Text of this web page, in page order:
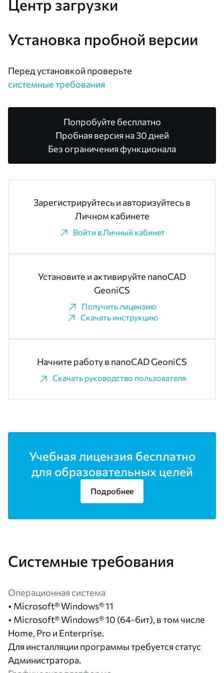
Центр загрузки
Установка пробной версии
Перед установкой проверьте
системные требования
Попробуйте бесплатно
Пробная версия на 30 дней
Без ограничения функционала
Зарегистрируйтесь и авторизуйтесь в
Личном кабинете
Войти в Личный кабинет
Установите и активируйте nanoCAD
GeoniCS
Получить лицензию
Скачать инструкцию
Начните работу в nanoCAD GeoniCS
Скачать руководство пользователя
Учебная лицензия бесплатно
для образовательных целей
Подробнее
Системные требования
Операционная система
• Microsoft® Windows® 11
• Microsoft® Windows® 10 (64-бит), в том числе
Home, Pro и Enterprise.
Для инсталляции программы требуется статус
Администратора.